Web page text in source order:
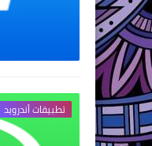
تطبيقات أندرويد